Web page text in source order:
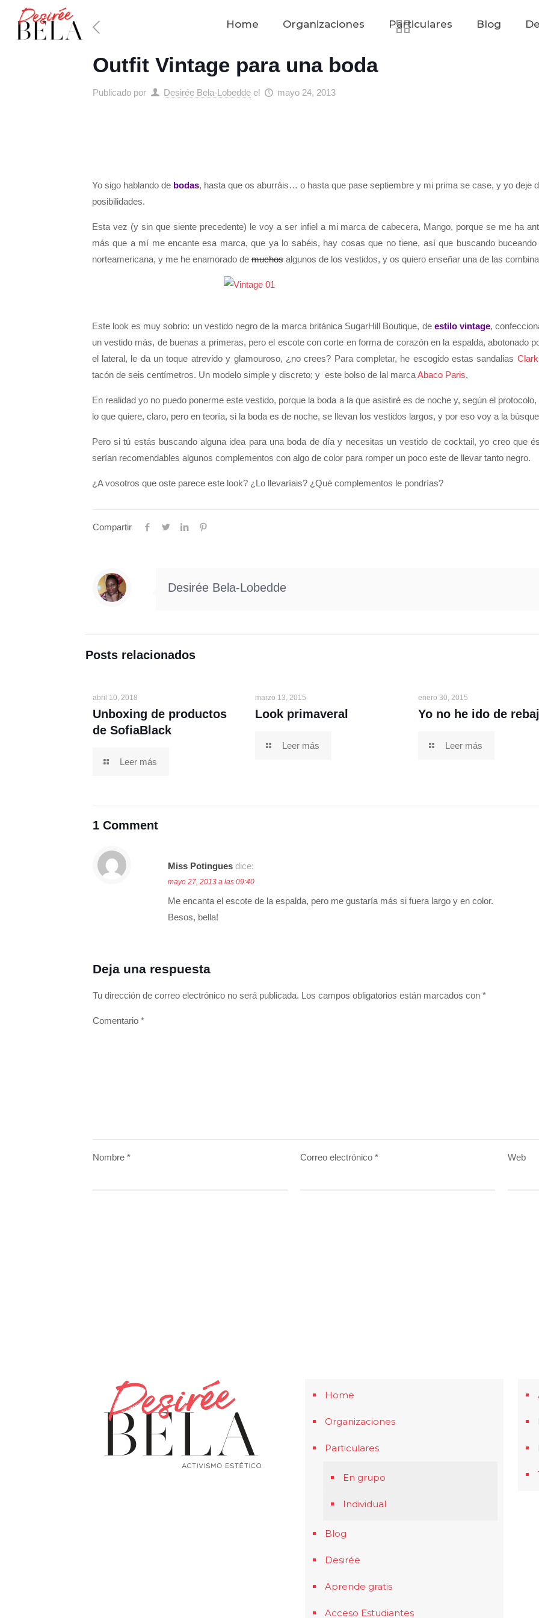
Home Organizaciones Particulares Blog
Outfit Vintage para una boda
Publicado por Desirée Bela-Lobedde el mayo 24, 2013
Yo sigo hablando de bodas, hasta que os aburráis… o hasta que pase septiembre y mi prima se case, y yo deje
posibilidades.
Esta vez (y sin que siente precedente) le voy a ser infiel a mi marca de cabecera, Mango, porque se me ha
más que a mí me encante esa marca, que ya lo sabéis, hay cosas que no tiene, así que buscando
norteamericana, y me he enamorado demuchosalgunos de los vestidos, y os quiero enseñar una de las
Este look es muy sobrio: un vestido negro de la marca británica SugarHill Boutique, de estilo vintage,
un vestido más, de buenas a primeras, pero el escote con corte en forma de corazón en la espalda, abotonado
el lateral, le da un toque atrevido y glamouroso, ¿no crees? Para completar, he escogido estas sandalias
tacón de seis centímetros. Un modelo simple y discreto; y este bolso de lal marcaAbaco Paris,
En realidad yo no puedo ponerme este vestido, porque la boda a la que asistiré es de noche y, según el
lo que quiere, claro, pero en teoría, si la boda es de noche, se llevan los vestidos largos, y por eso voy a la
Pero si tú estás buscando alguna idea para una boda de día y necesitas un vestido de cocktail, yo creo que
serían recomendables algunos complementos con algo de color para romper un poco este de llevar tanto negro.
¿A vosotros que oste parece este look? ¿Lo llevaríais? ¿Qué complementos le pondrías?
Compartir
Desirée Bela-Lobedde
Posts relacionados
abril 10, 2018
Unboxing de productos
de SofiaBlack
Leer más
marzo 13, 2015
Look primaveral
Leer más
enero 30, 2015
Yo no he ido de
Leer más
1 Comment
Miss Potingues dice:
mayo 27, 2013 a las 09:40
Me encanta el escote de la espalda, pero me gustaría más si fuera largo y en color.
Besos, bella!
Deja una respuesta
Tu dirección de correo electrónico no será publicada. Los campos obligatorios están marcados con *
Comentario *
Nombre * Correo electrónico * Web
Home
Organizaciones
Particulares
En grupo
Individual
Blog
Desirée
Aprende gratis
Acceso Estudiantes